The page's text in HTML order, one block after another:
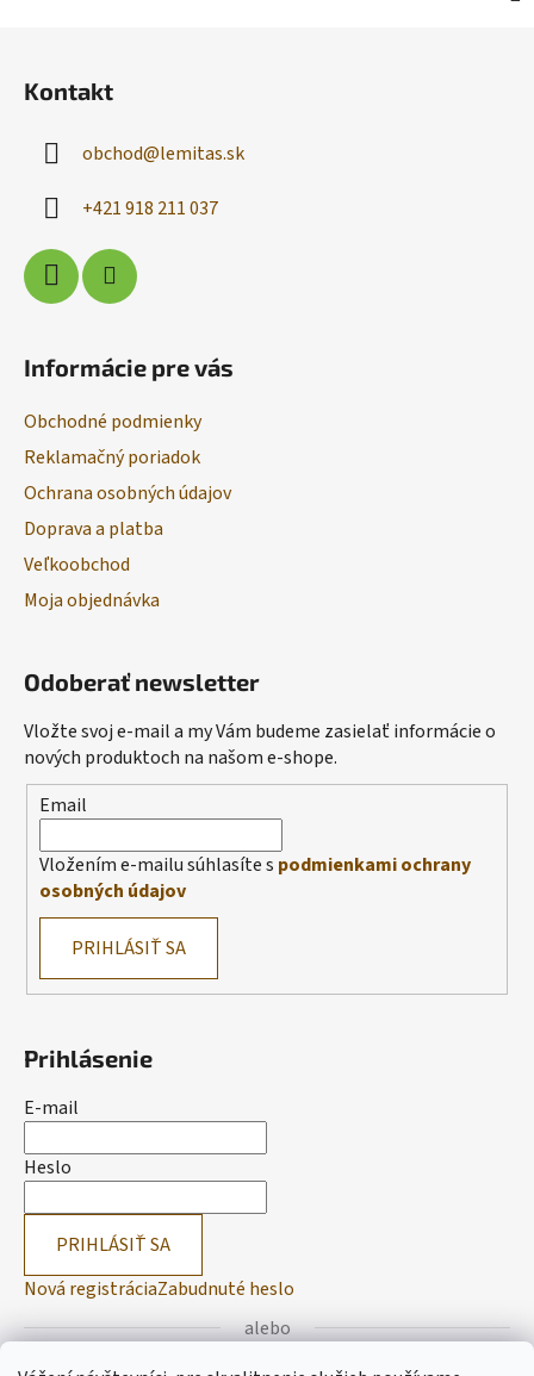
Kontakt
obchod@lemitas.sk
+421 918 211 037
Informácie pre vás
Obchodné podmienky
Reklamačný poriadok
Ochrana osobných údajov
Doprava a platba
Veľkoobchod
Moja objednávka
Odoberať newsletter
Vložte svoj e-mail a my Vám budeme zasielať informácie o
nových produktoch na našom e-shope.
Email
Vložením e-mailu súhlasíte s podmienkami ochrany
osobných údajov
PRIHLÁSIŤ SA
Prihlásenie
E-mail
Heslo
PRIHLÁSIŤ SA
Nová registráciaZabudnuté heslo
alebo